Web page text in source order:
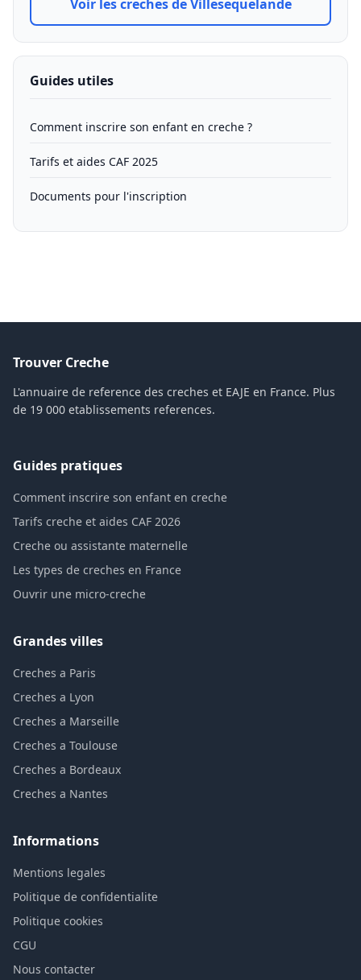
Voir les creches de Villesequelande
Guides utiles
Comment inscrire son enfant en creche ?
Tarifs et aides CAF 2025
Documents pour l'inscription
Trouver Creche
L'annuaire de reference des creches et EAJE en France. Plus
de 19 000 etablissements references.
Guides pratiques
Comment inscrire son enfant en creche
Tarifs creche et aides CAF 2026
Creche ou assistante maternelle
Les types de creches en France
Ouvrir une micro-creche
Grandes villes
Creches a Paris
Creches a Lyon
Creches a Marseille
Creches a Toulouse
Creches a Bordeaux
Creches a Nantes
Informations
Mentions legales
Politique de confidentialite
Politique cookies
CGU
Nous contacter